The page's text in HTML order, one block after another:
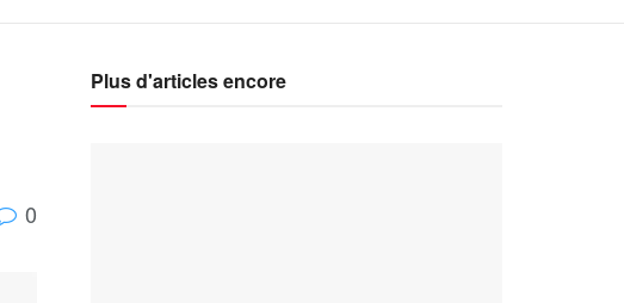
0
Plus d'articles encore